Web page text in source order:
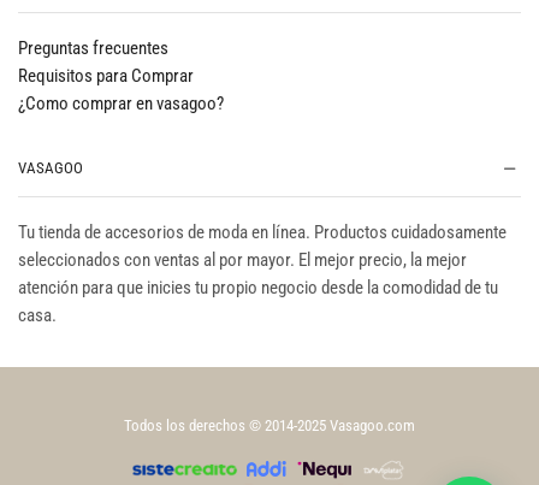
Preguntas frecuentes
Requisitos para Comprar
¿Como comprar en vasagoo?
VASAGOO
Tu tienda de accesorios de moda en línea. Productos cuidadosamente
seleccionados con ventas al por mayor. El mejor precio, la mejor
atención para que inicies tu propio negocio desde la comodidad de tu
casa.
Todos los derechos © 2014-2025 Vasagoo.com